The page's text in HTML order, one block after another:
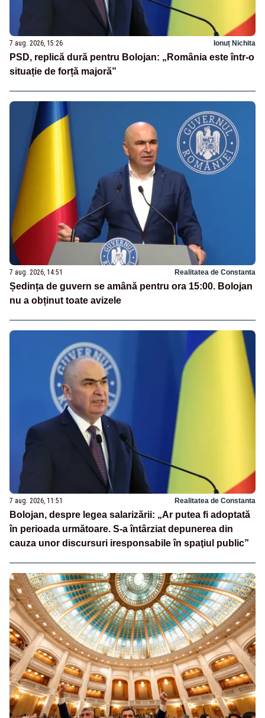
7 aug. 2026, 15:26 Ionuț Nichita
PSD, replică dură pentru Bolojan: „România este într-o
situație de forță majoră”
7 aug. 2026, 14:51 Realitatea de Constanta
Ședința de guvern se amână pentru ora 15:00. Bolojan
nu a obținut toate avizele
7 aug. 2026, 11:51 Realitatea de Constanta
Bolojan, despre legea salarizării: „Ar putea fi adoptată
în perioada următoare. S-a întârziat depunerea din
cauza unor discursuri iresponsabile în spaţiul public”